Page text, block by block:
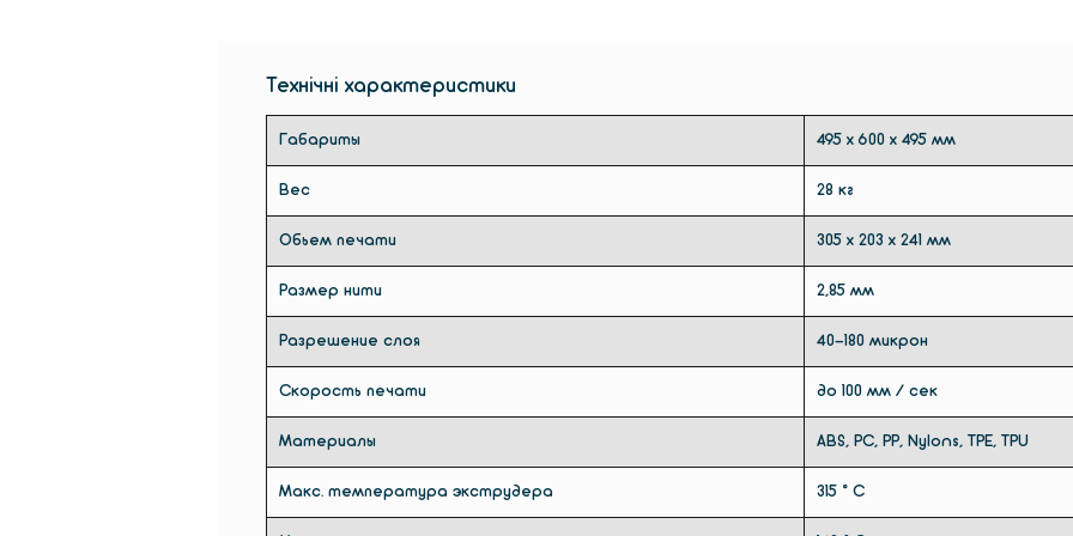
Технічні характеристики
Габариты 495 х 600 х 495 мм
Вес 28 кг
Обьем печати 305 x 203 x 241 мм
Размер нити 2,85 мм
Разрешение слоя 40-180 микрон
Скорость печати до 100 мм / сек
Материалы ABS, PC, PP, Nylons, TPE, TPU
Макс. температура экструдера 315 ° C